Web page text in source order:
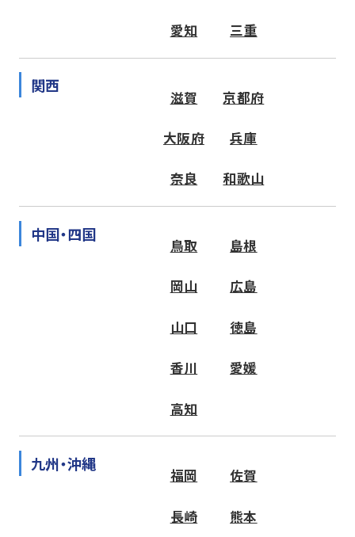
愛知 三重
関西
滋賀 京都府
大阪府 兵庫
奈良 和歌山
中国・四国
鳥取 島根
岡山 広島
山口 徳島
香川 愛媛
高知
九州・沖縄
福岡 佐賀
長崎 熊本